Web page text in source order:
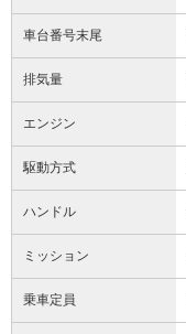
車台番号末尾
排気量
エンジン
駆動方式
ハンドル
ミッション
乗車定員